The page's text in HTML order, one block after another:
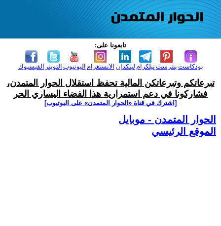
تابعونا على:
الفيسبوك التويتر اليوتيوب الانستغرام لينكدإن تيلكرامبنترست بودكاست
تبرعاتكم وتبرعاتكن المالية تحفظ استقلال الحوار المتمدن،
فشاركونا في دعم استمرارية هذا الفضاء اليساري الحر
[اشترك في قناة ‫«الحوار المتمدن» على اليوتيوب]
الحوار المتمدن - موبايل
الموقع الرئيسي